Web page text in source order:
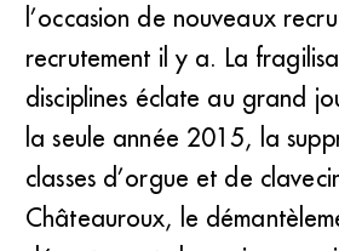
l’occasion de nouveaux
recrutement il y a. La
disciplines éclate au grand
la seule année 2015, la
classes d’orgue et de
Châteauroux, le